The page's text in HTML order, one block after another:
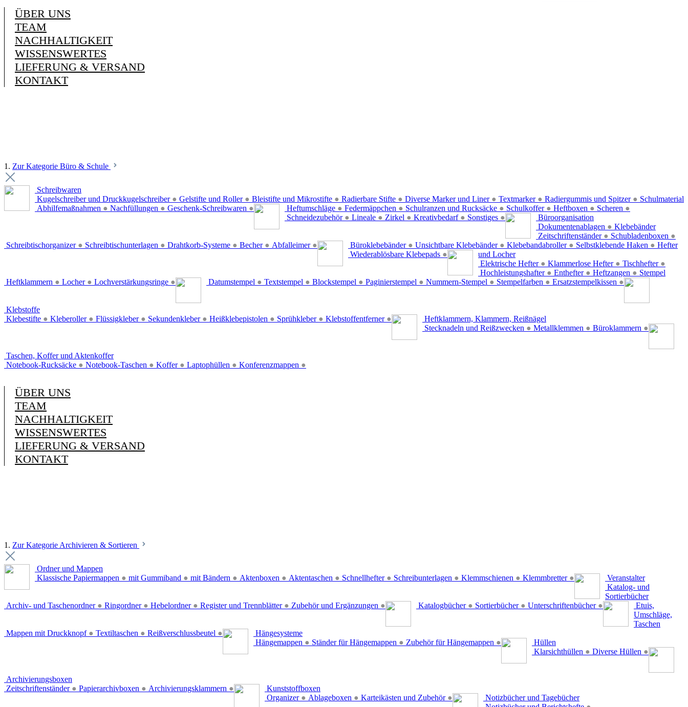
ÜBER UNS
TEAM
NACHHALTIGKEIT
WISSENSWERTES
LIEFERUNG & VERSAND
KONTAKT
1. Zur Kategorie Büro & Schule
Schreibwaren
Kugelschreiber und Druckkugelschreiber ● Gelstifte und Roller ● Bleistifte und Mikrostifte ● Radierbare Stifte ● Diverse Marker und Liner ● Textmarker ● Radiergummis und Spitzer ●
Abhilfemaßnahmen ● Nachfüllungen ● Geschenk-Schreibwaren ●
Schulmaterial
Heftumschläge ● Federmäppchen ● Schulranzen und Rucksäcke ● Schulkoffer ● Heftboxen ● Scheren ●
Schneidezubehör ● Lineale ● Zirkel ● Kreativbedarf ● Sonstiges ●
Büroorganisation
Dokumentenablagen ●
Zeitschriftenständer ● Schubladenboxen ●
Schreibtischorganizer ● Schreibtischunterlagen ● Drahtkorb-Systeme ● Becher ● Abfalleimer ●
Klebebänder
Büroklebebänder ● Unsichtbare Klebebänder ● Klebebandabroller ● Selbstklebende Haken ●
Wiederablösbare Klebepads ●
Hefter
und Locher
Elektrische Hefter ● Klammerlose Hefter ● Tischhefter ●
Hochleistungshafter ● Enthefter ● Heftzangen ●
Heftklammern ● Locher ● Lochverstärkungsringe ●
Stempel
Datumstempel ● Textstempel ● Blockstempel ● Paginierstempel ● Nummern-Stempel ● Stempelfarben ● Ersatzstempelkissen ●
Klebstoffe
Klebestifte ● Kleberoller ● Flüssigkleber ● Sekundenkleber ● Heißklebepistolen ● Sprühkleber ● Klebstoffentferner ●
Heftklammern, Klammern, Reißnägel
Stecknadeln und Reißzwecken ● Metallklemmen ● Büroklammern ●
Taschen, Koffer und Aktenkoffer
Notebook-Rucksäcke ● Notebook-Taschen ● Koffer ● Laptophüllen ● Konferenzmappen ●
ÜBER UNS
TEAM
NACHHALTIGKEIT
WISSENSWERTES
LIEFERUNG & VERSAND
KONTAKT
1. Zur Kategorie Archivieren & Sortieren
Ordner und Mappen
Klassische Papiermappen ● mit Gummiband ● mit Bändern ● Aktenboxen ● Aktentaschen ● Schnellhefter ● Schreibunterlagen ● Klemmschienen ● Klemmbretter ● Veranstalter
Archiv- und Taschenordner ● Ringordner ● Hebelordner ● Register und Trennblätter ● Zubehör und Ergänzungen ●
Katalog- und
Sortierbücher
Katalogbücher ● Sortierbücher ● Unterschriftenbücher ●
Etuis,
Umschläge,
Taschen
Mappen mit Druckknopf ● Textiltaschen ● Reißverschlussbeutel ●
Hängesysteme
Hängemappen ● Ständer für Hängemappen ● Zubehör für Hängemappen ●
Hüllen
Klarsichthüllen ● Diverse Hüllen ●
Archivierungsboxen
Zeitschriftenständer ● Papierarchivboxen ● Archivierungsklammern ●
Kunststoffboxen
Organizer ● Ablageboxen ● Karteikästen und Zubehör ●
Notizbücher und Tagebücher